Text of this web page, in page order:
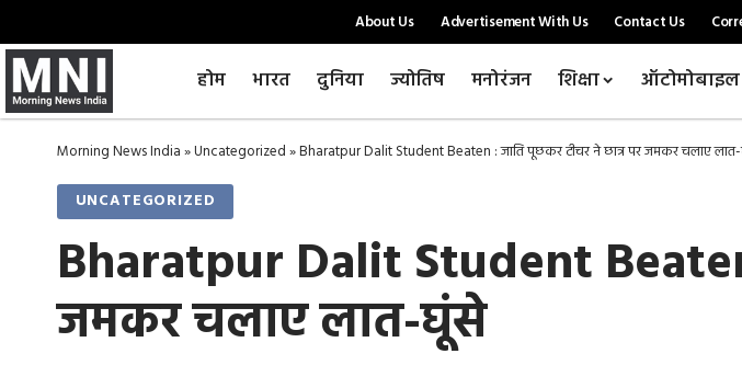
About Us Advertisement With Us Contact Us
होम भारत दुनिया ज्योतिष मनोरंजन शिक्षा ऑटोमोबाइल
Morning News India»Uncategorized»Bharatpur Dalit Student Beaten : जाति पूछकर टीचर ने छात्र पर जमकर चलाए
UNCATEGORIZED
Bharatpur Dalit Student
जमकर चलाए लात-घूंसे